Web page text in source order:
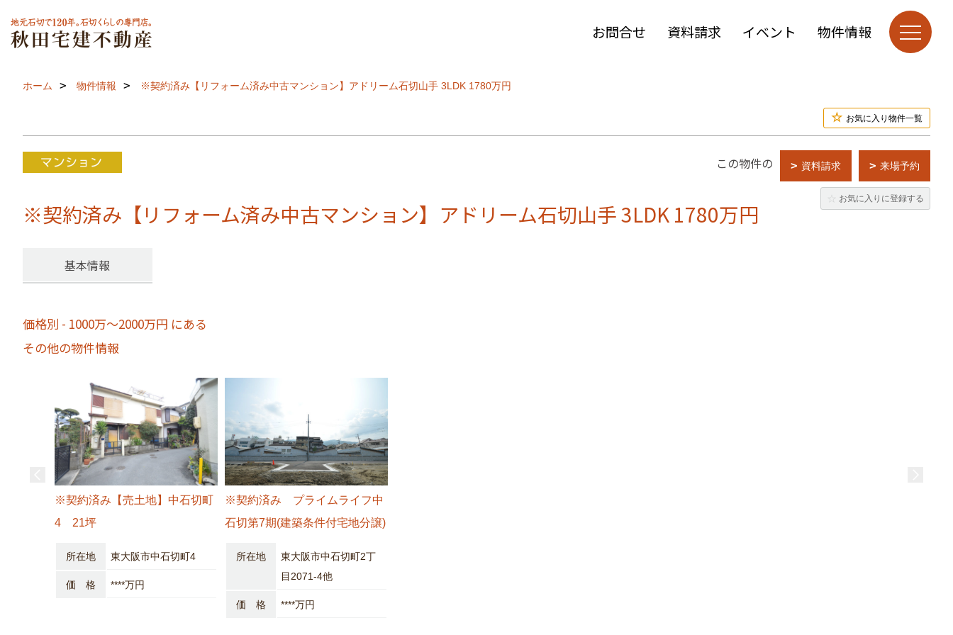
お問合せ 資料請求 イベント 物件情報
ホーム 物件情報 ※契約済み【リフォーム済み中古マンション】アドリーム石切山手 3LDK 1780万円
お気に入り物件一覧
※契約済み【リフォーム済み中古マンション】アドリーム石切山手 3LDK 1780万円
お気に入りに登録する
この物件の 資料請求 来場予約
基本情報
価格別 - 1000万～2000万円 にある
その他の物件情報
※契約済み【売土地】中石切町
4 21坪
所在地 東大阪市中石切町4
価 格 ****万円
※契約済み プライムライフ中
石切第7期(建築条件付宅地分譲)
所在地
東大阪市中石切町2丁
目2071-4他
価 格 ****万円